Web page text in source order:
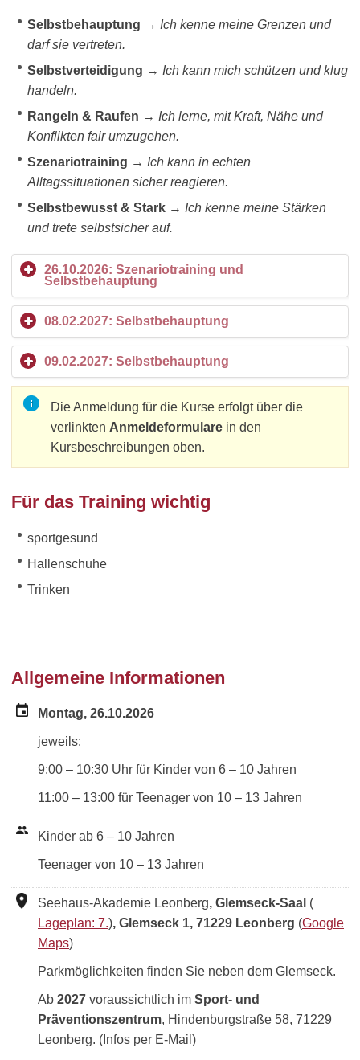
Selbstbehauptung → Ich kenne meine Grenzen und
darf sie vertreten.
Selbstverteidigung → Ich kann mich schützen und klug
handeln.
Rangeln & Raufen → Ich lerne, mit Kraft, Nähe und
Konflikten fair umzugehen.
Szenariotraining → Ich kann in echten
Alltagssituationen sicher reagieren.
Selbstbewusst & Stark → Ich kenne meine Stärken
und trete selbstsicher auf.
26.10.2026: Szenariotraining und
Selbstbehauptung
08.02.2027: Selbstbehauptung
09.02.2027: Selbstbehauptung
Die Anmeldung für die Kurse erfolgt über die
verlinkten Anmeldeformulare in den
Kursbeschreibungen oben.
Für das Training wichtig
sportgesund
Hallenschuhe
Trinken
Allgemeine Informationen
Montag, 26.10.2026
jeweils:
9:00 – 10:30 Uhr für Kinder von 6 – 10 Jahren
11:00 – 13:00 für Teenager von 10 – 13 Jahren
Kinder ab 6 – 10 Jahren
Teenager von 10 – 13 Jahren
Seehaus-Akademie Leonberg, Glemseck-Saal (
Lageplan: 7.), Glemseck 1, 71229 Leonberg (Google
Maps)
Parkmöglichkeiten finden Sie neben dem Glemseck.
Ab 2027 voraussichtlich im Sport- und
Präventionszentrum, Hindenburgstraße 58, 71229
Leonberg. (Infos per E-Mail)